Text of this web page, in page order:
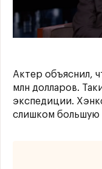
Актер объяснил,
млн долларов.
экспедиции.
слишком большую